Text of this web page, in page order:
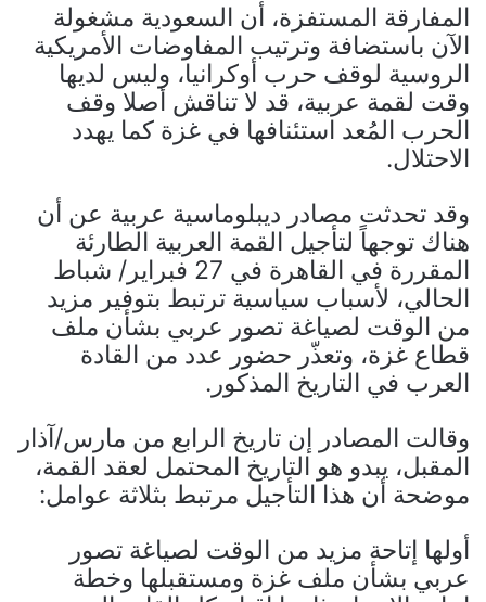
المفارقة المستفزة، أن السعودية مشغولة
الآن باستضافة وترتيب المفاوضات الأمريكية
الروسية لوقف حرب أوكرانيا، وليس لديها
وقت لقمة عربية، قد لا تناقش أصلا وقف
الحرب المُعد استئنافها في غزة كما يهدد
الاحتلال.
وقد تحدثت مصادر ديبلوماسية عربية عن أن
هناك توجهاً لتأجيل القمة العربية الطارئة
المقررة في القاهرة في 27 فبراير/ شباط
الحالي، لأسباب سياسية ترتبط بتوفير مزيد
من الوقت لصياغة تصور عربي بشأن ملف
قطاع غزة، وتعذّر حضور عدد من القادة
العرب في التاريخ المذكور.
وقالت المصادر إن تاريخ الرابع من مارس/آذار
المقبل، يبدو هو التاريخ المحتمل لعقد القمة،
موضحة أن هذا التأجيل مرتبط بثلاثة عوامل:
أولها إتاحة مزيد من الوقت لصياغة تصور
عربي بشأن ملف غزة ومستقبلها وخطة